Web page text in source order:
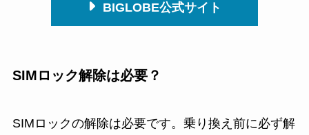
BIGLOBE公式サイト
SIMロック解除は必要？
SIMロックの解除は必要です。乗り換え前に必ず解